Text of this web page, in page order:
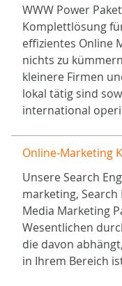
WWW Power
Komplettlösung
effizientes Online
nichts zu
kleinere Firmen
lokal tätig sind
international
Online-Marketing
Unsere Search
marketing,
Media Marketing
Wesentlichen
die davon
in Ihrem Bereich